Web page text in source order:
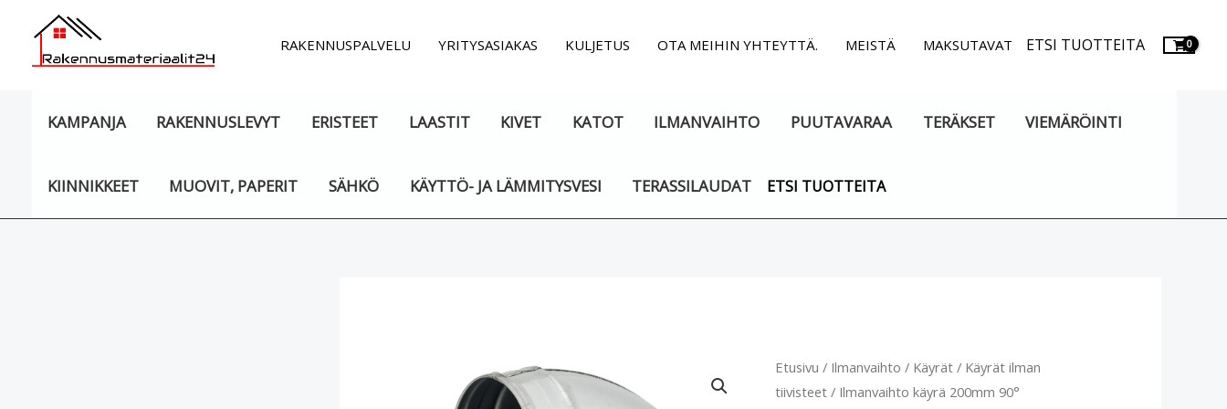
sisältöön
RAKENNUSPALVELU YRITYSASIAKAS KULJETUS OTA MEIHIN YHTEYTTÄ. MEISTÄ MAKSUTAVAT ETSI TUOTTEITA
KAMPANJA RAKENNUSLEVYT ERISTEET LAASTIT KIVET KATOT ILMANVAIHTO PUUTAVARAA TERÄKSET VIEMÄRÖINTI
KIINNIKKEET MUOVIT, PAPERIT SÄHKÖ KÄYTTÖ- JA LÄMMITYSVESI TERASSILAUDAT ETSI TUOTTEITA
Etusivu / Ilmanvaihto / Käyrät / Käyrät ilman
tiivisteet / Ilmanvaihto käyrä 200mm 90°
Ilmanvaihto
käyrä